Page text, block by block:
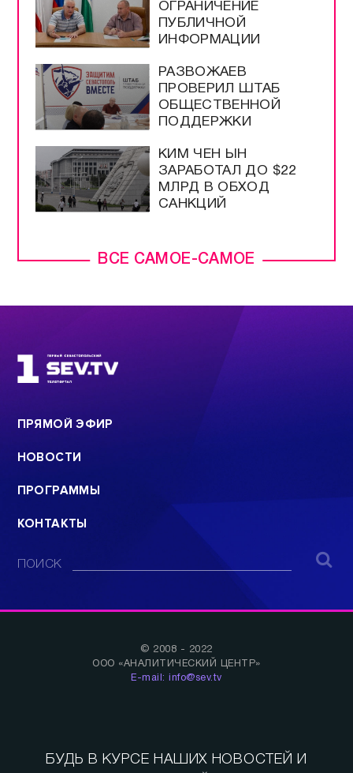
ВСЕ САМОЕ-САМОЕ
ОГРАНИЧЕНИЕ
ПУБЛИЧНОЙ
ИНФОРМАЦИИ
РАЗВОЖАЕВ
ПРОВЕРИЛ ШТАБ
ОБЩЕСТВЕННОЙ
ПОДДЕРЖКИ
КИМ ЧЕН ЫН
ЗАРАБОТАЛ ДО $22
МЛРД В ОБХОД
САНКЦИЙ
ПРЯМОЙ ЭФИР
НОВОСТИ
ПРОГРАММЫ
КОНТАКТЫ
ПОИСК
© 2008 - 2022
ООО «АНАЛИТИЧЕСКИЙ ЦЕНТР»
E-mail: info@sev.tv
БУДЬ В КУРСЕ НАШИХ НОВОСТЕЙ И